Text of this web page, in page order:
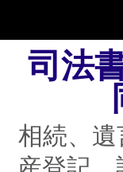
相続
不動産登記
司法
相続、